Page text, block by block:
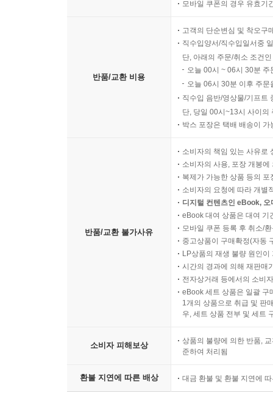
모바일 쿠폰의 경우 유효기
반품/교환 비용
고객의 단순변심 및 착오구
직수입양서/직수입일서중
단, 아래의 주문/취소 조건
오늘 00시 ~ 06시 30분
오늘 06시 30분 이후 주
직수입 음반/영상물/기프트
단, 당일 00시~13시 사이의
박스 포장은 택배 배송이
반품/교환 불가사유
소비자의 책임 있는 사유로
소비자의 사용, 포장 개봉
복제가 가능한 상품 등의
소비자의 요청에 따라 개별
디지털 컨텐츠인 eBook,
eBook 대여 상품은 대여 기
모바일 쿠폰 등록 후 취소/
중고상품이 구매확정(자동
LP상품의 재생 불량 원인
시간의 경과에 의해 재판매
전자상거래 등에서의 소비
eBook 세트 상품은 일괄 구
1개의 상품으로 취급 및 판
우, 세트 상품 전부 및 세트
소비자 피해보상
상품의 불량에 의한 반품,
준하여 처리됨
환불 지연에 따른 배상 대금 환불 및 환불 지연에